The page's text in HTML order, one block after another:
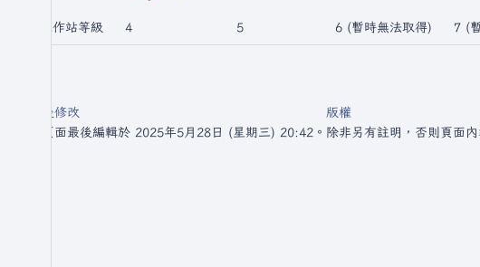
工作站等級 4 5 6 (暫時無法取得) 7 (
最後修改
此頁面最後編輯於 2025年5月28日 (星期三) 20:42。
版權
除非另有註明，否則頁面